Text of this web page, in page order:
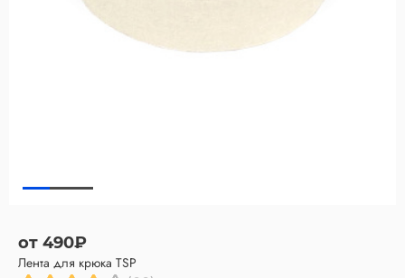
от 490₽
Лента для крюка TSP